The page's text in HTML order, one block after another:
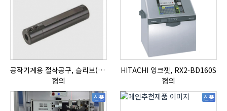
공작기계용 절삭공구, 슬리브(SLEEVE)
협의
HITACHI 잉크젯, RX2-BD160S
협의
신품 신품